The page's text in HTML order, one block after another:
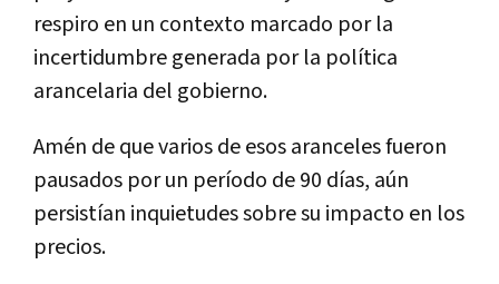
respiro en un contexto marcado por la
incertidumbre generada por la política
arancelaria del gobierno.
Amén de que varios de esos aranceles fueron
pausados por un período de 90 días, aún
persistían inquietudes sobre su impacto en los
precios.